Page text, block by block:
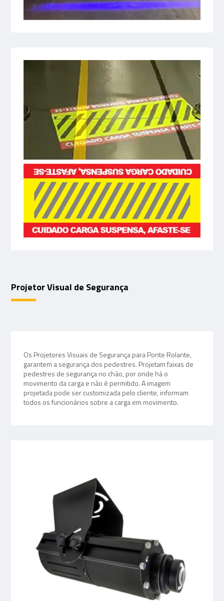
Projetor Visual de Segurança
Os Projetores Visuais de Segurança para Ponte Rolante,
garantem a segurança dos pedestres. Projetam faixas de
pedestres de segurança no chão, por onde há o
movimento da carga e não é permitido. A imagem
projetada pode ser customizada pelo cliente, informam
todos os funcionários sobre a carga em movimento.